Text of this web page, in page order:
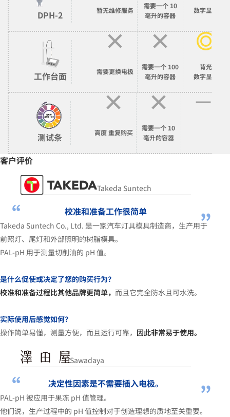
DPH-2 暂无维修服务
需要一个 10
毫升的容器
数字显示
工作台面 需要更换电极
需要一个 100
毫升的容器
背光
数字显示
测试条 高度重复购买
需要一个 10
毫升的容器
客户评价
Takeda Suntech
校准和准备工作很简单
Takeda Suntech Co., Ltd. 是一家汽车灯具模具制造商，生产用于
前照灯、尾灯和外部照明的树脂模具。
PAL-pH 用于测量切削油的 pH 值。
是什么促使或决定了您的购买行为？
校准和准备过程比其他品牌更简单， 而且它完全防水且可水洗。
实际使用后感觉如何？
操作简单易懂，测量方便，而且运行可靠， 因此非常易于使用。
Sawadaya
决定性因素是不需要插入电极。
PAL-pH 被应用于果冻 pH 值管理。
他们说，生产过程中的 pH 值控制对于创造理想的质地至关重要。